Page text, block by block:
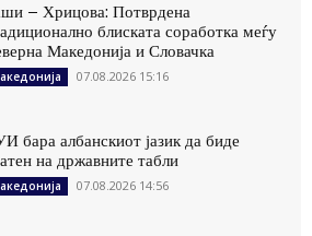
– Хрицова: Потврдена
блиската соработка меѓу
Македонија и Словачка
07.08.2026 15:16
бара албанскиот јазик да биде
на државните табли
07.08.2026 14:56